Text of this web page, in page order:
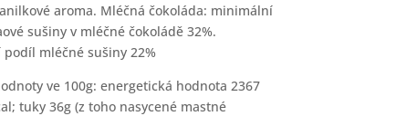
aroma. Mléčná čokoláda: minimální
sušiny v mléčné čokoládě 32%.
mléčné sušiny 22%
ve 100g: energetická hodnota 2367
tuky 36g (z toho nasycené mastné